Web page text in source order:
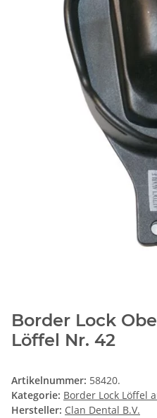
Border Lock
Löffel Nr. 42
Artikelnummer: 58420.
Kategorie: Border Lock Löffel
Hersteller: Clan Dental B.V.